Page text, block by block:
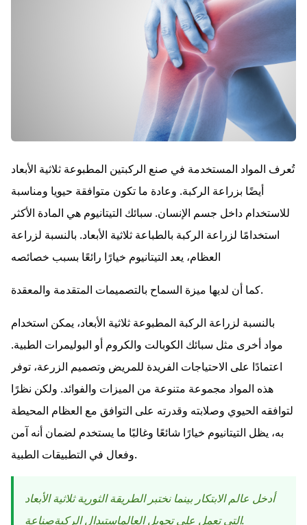
تُعرف المواد المستخدمة في صنع الركبتين المطبوعة ثلاثية الأبعاد
أيضًا بزراعة الركبة. وعادة ما تكون متوافقة حيويا ومناسبة
للاستخدام داخل جسم الإنسان. سبائك التيتانيوم هي المادة الأكثر
استخدامًا لزراعة الركبة بالطباعة ثلاثية الأبعاد. بالنسبة لزراعة
العظام، يعد التيتانيوم خيارًا رائعًا بسبب خصائصه
كما أن لديها ميزة السماح بالتصميمات المتقدمة والمعقدة.
بالنسبة لزراعة الركبة المطبوعة ثلاثية الأبعاد، يمكن استخدام
مواد أخرى مثل سبائك الكوبالت والكروم أو البوليمرات الطبية.
اعتمادًا على الاحتياجات الفريدة للمريض وتصميم الزرعة، توفر
هذه المواد مجموعة متنوعة من الميزات والفوائد. ولكن نظرًا
لتوافقه الحيوي وصلابته وقدرته على التوافق مع العظام المحيطة
به، يظل التيتانيوم خيارًا شائعًا وغالبًا ما يستخدم لضمان أنه آمن
وفعال في التطبيقات الطبية.
أدخل عالم الابتكار بينما نختبر الطريقة الثورية ثلاثية الأبعاد
التي تعمل على تحويل العالماستبدال الركبة صناعة.